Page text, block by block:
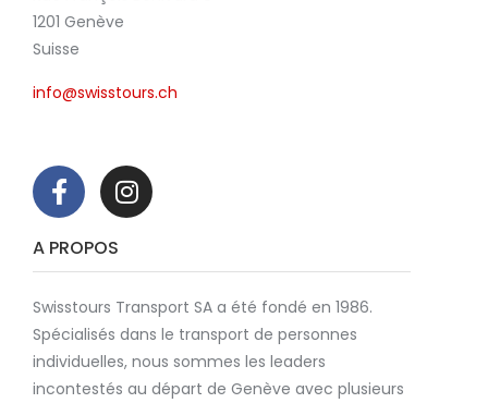
1201 Genève
Suisse
info@swisstours.ch
A PROPOS
Swisstours Transport SA a été fondé en 1986.
Spécialisés dans le transport de personnes
individuelles, nous sommes les leaders
incontestés au départ de Genève avec plusieurs